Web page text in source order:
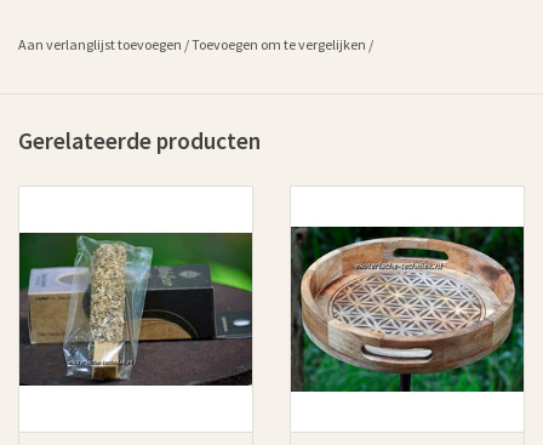
Aan verlanglijst toevoegen /Toevoegen om te vergelijken /
Gerelateerde producten